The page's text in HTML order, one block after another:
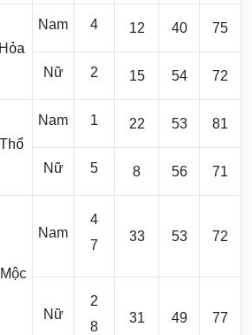
Hỏa
Nam 4 12 40 75
Nữ 2 15 54 72
Thổ
Nam 1 22 53 81
Nữ 5 8 56 71
Mộc
Nam
4
7
33 53 72
Nữ
2
8
31 49 77